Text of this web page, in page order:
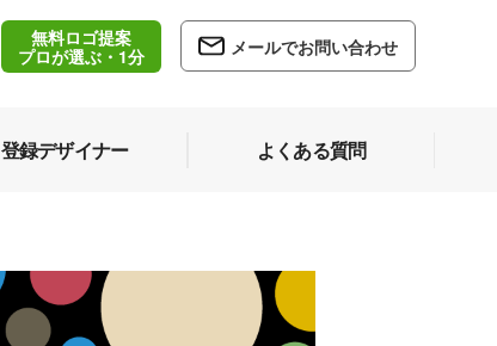
無料ロゴ提案
プロが選ぶ・1分
メールでお問い合わせ
登録デザイナー よくある質問